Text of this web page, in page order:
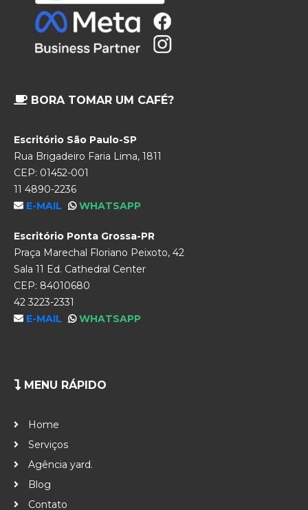
BORA TOMAR UM CAFÉ?
Escritório São Paulo-SP
Rua Brigadeiro Faria Lima, 1811
CEP: 01452-001
11 4890-2236
E-MAIL
WHATSAPP
Escritório Ponta Grossa-PR
Praça Marechal Floriano Peixoto, 42
Sala 11 Ed. Cathedral Center
CEP: 84010680
42 3223-2331
E-MAIL
WHATSAPP
MENU RÁPIDO
Home
Serviços
Agência yard.
Blog
Contato